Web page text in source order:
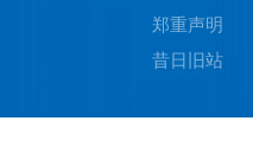
郑重声明
昔日旧站